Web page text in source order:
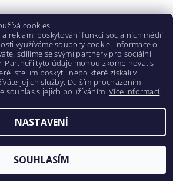
HAPS s.r.o.
práva vyhrazenaUpravit nastavení cookies
cookies.
reklam, poskytování funkcí sociálních médií
využíváme soubory cookie. Informace o
sdílíme se svými partnery pro sociální
Partneři tyto údaje mohou zkombinovat s
jste jim poskytli nebo které získali v
jejich služby. Dalším procházením
souhlas s jejich používáním. Více informací.
NASTAVENÍ
SOUHLASÍM